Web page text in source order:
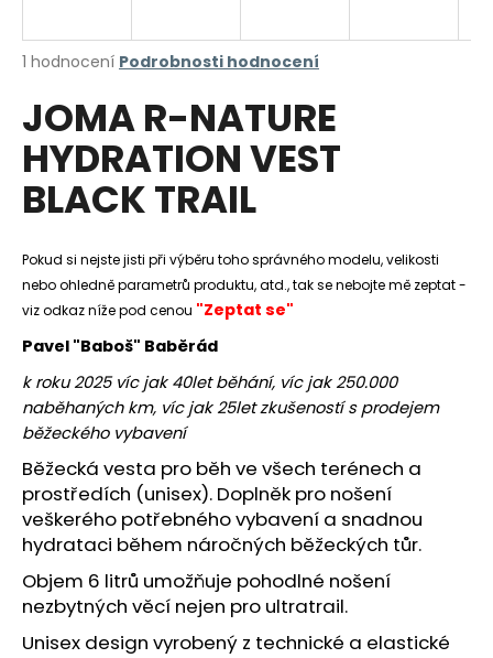
Průměrné
produktu
je
5,0
5
hvězdiček.
1 hodnocení Podrobnosti hodnocení
JOMA R-NATURE
HYDRATION VEST
BLACK TRAIL
Pokud si nejste jisti při výběru toho správného modelu, velikosti
nebo ohledně parametrů produktu, atd., tak se nebojte mě zeptat -
viz odkaz níže pod cenou "Zeptat se"
Pavel "Baboš" Baběrád
k roku 2025 víc jak 40let běhání, víc jak 250.000
naběhaných km, víc jak 25let zkušeností s prodejem
běžeckého vybavení
Běžecká vesta pro běh ve všech terénech a
prostředích (unisex). Doplněk pro nošení
veškerého potřebného vybavení a snadnou
hydrataci během náročných běžeckých tůr.
Objem 6 litrů umožňuje pohodlné nošení
nezbytných věcí nejen pro ultratrail.
Unisex design vyrobený z technické a elastické
j
t
?
HLEDAT
D
o
p
o
r
u
č
u
j
e
m
e